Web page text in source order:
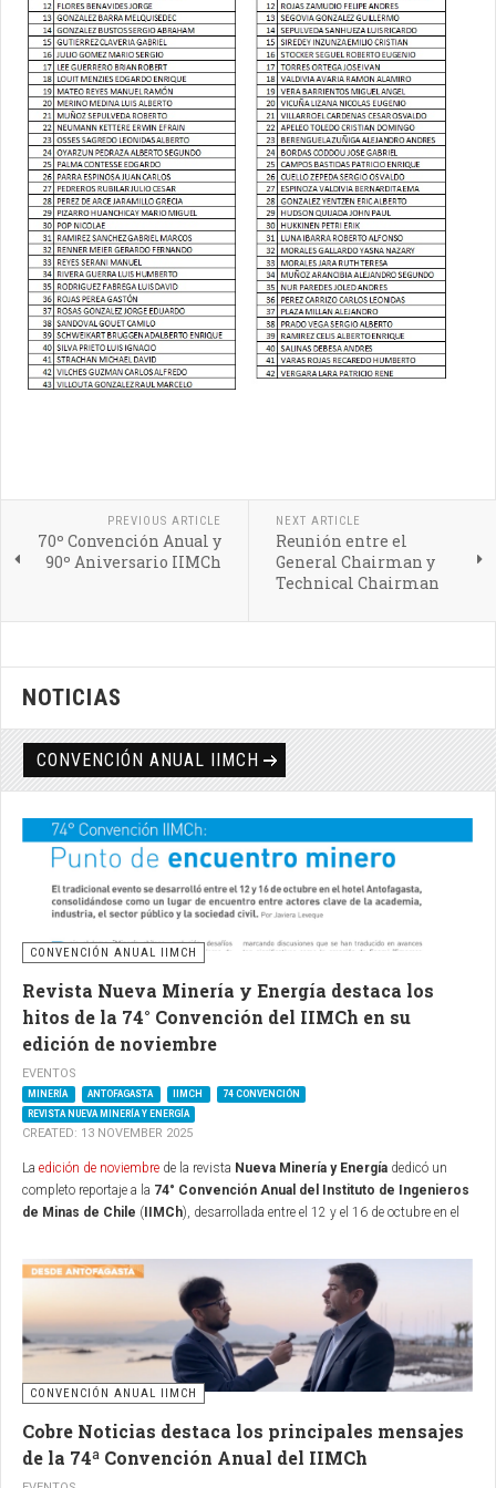
PREVIOUS ARTICLE
70º Convención Anual y
90º Aniversario IIMCh
NEXT ARTICLE
Reunión entre el
General Chairman y
Technical Chairman
NOTICIAS
CONVENCIÓN ANUAL IIMCH
CONVENCIÓN ANUAL IIMCH
Revista Nueva Minería y Energía destaca los
hitos de la 74° Convención del IIMCh en su
edición de noviembre
EVENTOS
MINERÍA ANTOFAGASTA IIMCH
74 CONVENCIÓN
REVISTA NUEVA MINERÍA Y ENERGÍA
CREATED: 13 NOVEMBER 2025
La edición de noviembre de la revista Nueva Minería y Energía dedicó un
completo reportaje a la 74° Convención Anual del Instituto de Ingenieros
de Minas de Chile ( IIMCh), desarrollada entre el 12 y el 16 de octubre en el
periodísticas más influyentes del sector, profundizó en los ejes conceptuales
del encuentro bajo el lema “Minería chilena: evolución, desafíos y futuro
sostenible”, y recogió la visión estratégica de actores clave, entre ellos el
chairman de la Convención y gerente general de
Minera Centinela
, Nicolás
Rivera.
En el artículo central, Nueva Minería y Energía destacó la relevancia histórica
del evento como un punto de encuentro transversal entre la industria, la
academia, las instituciones públicas y la sociedad civil. La revista subrayó el
peso simbólico de retomar este tipo de instancias en Antofagasta, territorio
minero por excelencia, y resaltó la masiva participación de especialistas,
CONVENCIÓN ANUAL IIMCH
Cobre Noticias destaca los principales mensajes
de la 74ª Convención Anual del IIMCh